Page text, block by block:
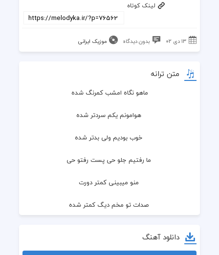
لینک کوتاه
۱۳ دی ۰۲ بدون دیدگاه موزیک ایرانی
متن ترانه
ماهو نگاه امشب کمرنگ شده
هوامونم یکم سردتر شده
خوب بودیم ولی بدتر شده
ما رفتیم جلو حی پست رفتو حی
منو میبینی کمتر دورت
صدات تو مخم دیگ کمتر شده
شبی ک دیدم تو دستت دستم شله
دانلود آهنگ